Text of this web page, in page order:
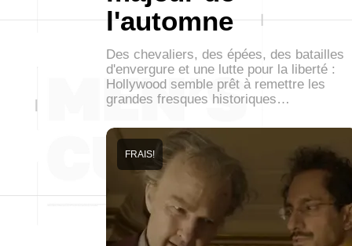
l'automne
Des chevaliers, des épées, des batailles
d'envergure et une lutte pour la liberté :
Hollywood semble prêt à remettre les
grandes fresques historiques…
FRAIS!